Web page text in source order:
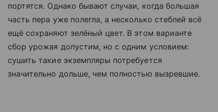
портятся. Однако бывают случаи, когда большая
часть пера уже полегла, а несколько стеблей всё
ещё сохраняют зелёный цвет. В этом варианте
сбор урожая допустим, но с одним условием:
сушить такие экземпляры потребуется
значительно дольше, чем полностью вызревшие.